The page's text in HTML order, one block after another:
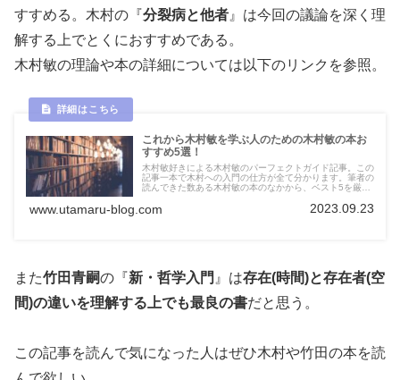
すすめる。木村の『分裂病と他者 』は今回の議論を深く理
解する上でとくにおすすめである。
木村敏の理論や本の詳細については以下のリンクを参照。
これから木村敏を学ぶ人のための木村敏の本お
すすめ5選！
木村敏好きによる木村敏のパーフェクトガイド記事。この
記事一本で木村への入門の仕方が全て分かります。筆者の
読んできた数ある木村敏の本のなかから、ベスト5を厳
木村敏の理論の関係も解説します。
www.utamaru-blog.com 2023.09.23
また竹田青嗣の『新・哲学入門 』は存在(時間)と存在者(空
間)の違いを理解する上でも最良の書だと思う。
この記事を読んで気になった人はぜひ木村や竹田の本を読